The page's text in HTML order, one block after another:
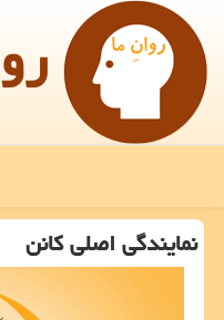
نمایندگی اصلی كانن